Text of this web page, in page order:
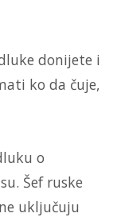
donijete i
ko da čuje,
o
Šef ruske
uključuju